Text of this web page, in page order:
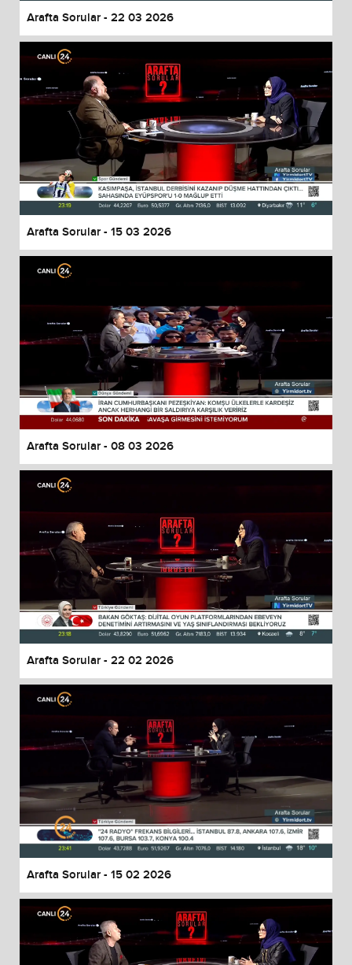
Arafta Sorular - 22 03 2026
Arafta Sorular - 15 03 2026
Arafta Sorular - 08 03 2026
Arafta Sorular - 22 02 2026
Arafta Sorular - 15 02 2026